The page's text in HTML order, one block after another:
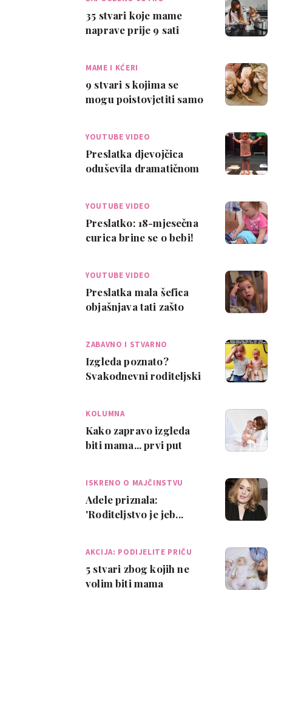
35 stvari koje mame
naprave prije 9 sati
MAME I KĆERI
9 stvari s kojima se
mogu poistovjetiti samo
YOUTUBE VIDEO
Preslatka djevojčica
oduševila dramatičnom
YOUTUBE VIDEO
Preslatko: 18-mjesečna
curica brine se o bebi!
YOUTUBE VIDEO
Preslatka mala šefica
objašnjava tati zašto
ZABAVNO I STVARNO
Izgleda poznato?
Svakodnevni roditeljski
KOLUMNA
Kako zapravo izgleda
biti mama... prvi put
ISKRENO O MAJČINSTVU
Adele priznala:
'Roditeljstvo je jeb...
AKCIJA: PODIJELITE PRIČU
5 stvari zbog kojih ne
volim biti mama